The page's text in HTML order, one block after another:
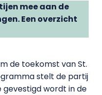
mee aan de
Een overzicht
de toekomst van St.
stelt de partij
wordt in de